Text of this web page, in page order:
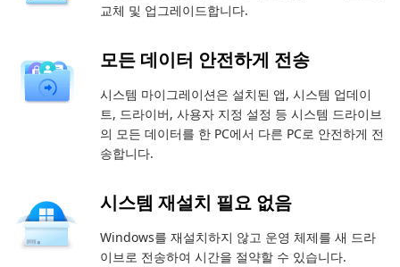
교체 및 업그레이드합니다.
모든 데이터 안전하게 전송
시스템 마이그레이션은 설치된 앱, 시스템 업데이
트, 드라이버, 사용자 지정 설정 등 시스템 드라이브
의 모든 데이터를 한 PC에서 다른 PC로 안전하게 전
송합니다.
시스템 재설치 필요 없음
Windows를 재설치하지 않고 운영 체제를 새 드라
이브로 전송하여 시간을 절약할 수 있습니다.